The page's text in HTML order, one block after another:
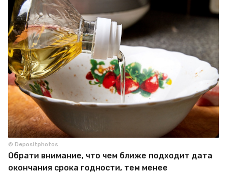
© Depositphotos
Обрати внимание, что чем ближе подходит дата
окончания срока годности, тем менее